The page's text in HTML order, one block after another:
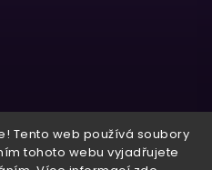
Tento web používá soubory
tohoto webu vyjadřujete